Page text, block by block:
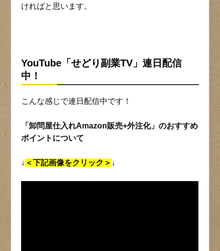
ければと思います。
YouTube「せどり副業TV」連日 配信
中！
こんな感じで連日配信中です！
「卸問屋仕入れAmazon販売+外注化」のおすすめ
ポイントについて
↓ ＜下記画像をクリック＞ ↓